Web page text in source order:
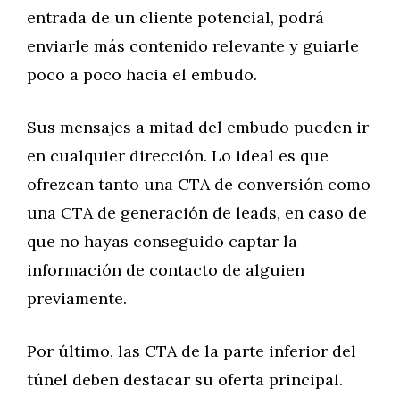
entrada de un cliente potencial, podrá
enviarle más contenido relevante y guiarle
poco a poco hacia el embudo.
Sus mensajes a mitad del embudo pueden ir
en cualquier dirección. Lo ideal es que
ofrezcan tanto una CTA de conversión como
una CTA de generación de leads, en caso de
que no hayas conseguido captar la
información de contacto de alguien
previamente.
Por último, las CTA de la parte inferior del
túnel deben destacar su oferta principal.